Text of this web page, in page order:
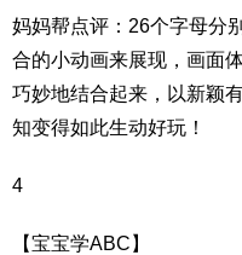
妈妈帮点评：26个字母分
合的小动画来展现，画面
巧妙地结合起来，以新颖
知变得如此生动好玩！
4
【宝宝学ABC】